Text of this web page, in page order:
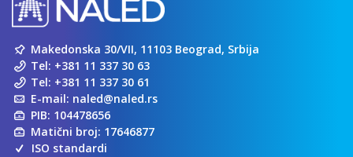
Makedonska 30/VII, 11103 Beograd, Srbija
Tel: +381 11 337 30 63
Tel: +381 11 337 30 61
E-mail: naled@naled.rs
PIB: 104478656
Matični broj: 17646877
ISO standardi